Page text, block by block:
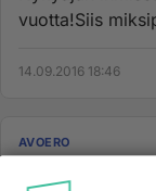
vuotta!Siis
14.09.2016 18:46
AVOERO